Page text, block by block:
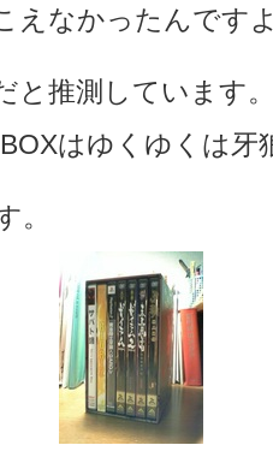
えなかったんです
と推測しています
はゆくゆくは牙
。